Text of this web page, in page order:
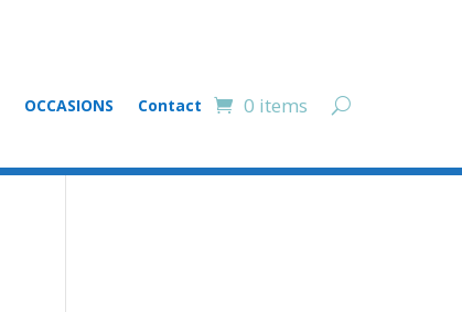
OCCASIONS Contact 0 items